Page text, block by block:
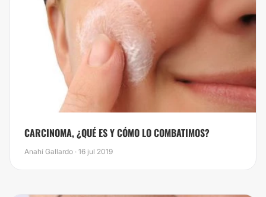
CARCINOMA, ¿QUÉ ES Y CÓMO LO COMBATIMOS?
Anahí Gallardo · 16 jul 2019